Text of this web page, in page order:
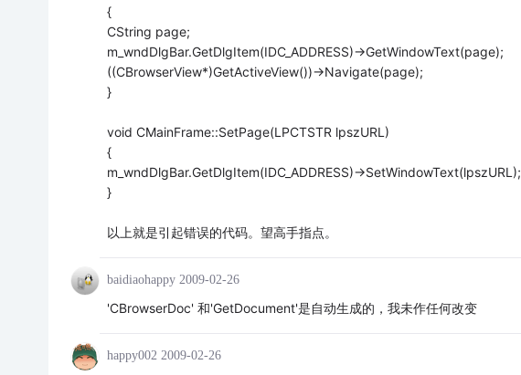
{
CString page;
m_wndDlgBar.GetDlgItem(IDC_ADDRESS)->GetWindowText(page);
((CBrowserView*)GetActiveView())->Navigate(page);
}
void CMainFrame::SetPage(LPCTSTR lpszURL)
{
m_wndDlgBar.GetDlgItem(IDC_ADDRESS)->SetWindowText(lpszURL);
}
以上就是引起错误的代码。望高手指点。
baidiaohappy 2009-02-26
'CBrowserDoc' 和'GetDocument'是自动生成的，我未作任何改变
happy002 2009-02-26